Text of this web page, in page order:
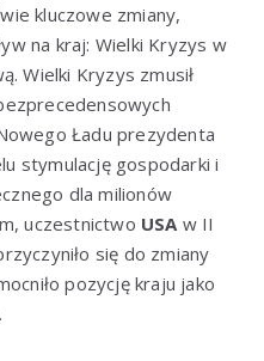
kluczowe zmiany,
na kraj: Wielki Kryzys w
Wielki Kryzys zmusił
Ładu prezydenta
stymulację gospodarki i
dla milionów
uczestnictwo USA w II
się do zmiany
pozycję kraju jako